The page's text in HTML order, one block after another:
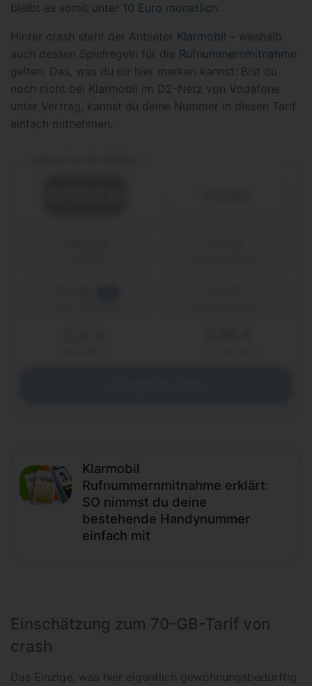
bleibt es somit unter 10 Euro monatlich.
Hinter crash steht der Anbieter Klarmobil – weshalb
auch dessen Spielregeln für die Rufnummernmitnahme
gelten. Das, was du dir hier merken kannst: Bist du
noch nicht bei Klarmobil im D2-Netz von Vodafone
unter Vertrag, kannst du deine Nummer in diesen Tarif
einfach mitnehmen.
Klarmobil
Rufnummernmitnahme erklärt:
SO nimmst du deine
bestehende Handynummer
einfach mit
Einschätzung zum 70-GB-Tarif von
crash
Das Einzige, was hier eigentlich gewöhnungsbedürftig